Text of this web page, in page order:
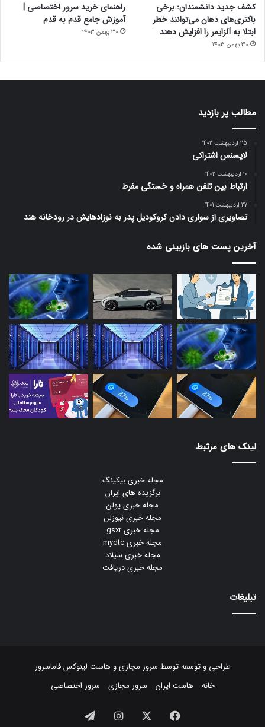
کشف جدید دانشمندان: برخی
باکتری‌های دهان می‌توانند خطر
ابتلا به آلزایمر را افزایش دهند
30 بهمن 1403
راهنمای خرید سرور اختصاصی |
آموزش جامع قدم به قدم
30 بهمن 1403
مطالب پر بازدید
25 اردیبهشت 1402
لایسنس اشتراکی
10 اردیبهشت 1402
ارتباط بین تلفن همراه و خستگی مفرط
27 اردیبهشت 1401
تصاویری از سواری دادن کروکودیل پدر به نوزادهایش در رودخانه هند
آخرین پست های بازبینی شده
لینک های مرتبط
مجله خبری بیکینگ
برگزیده های ایران
مجله خبری یولن
مجله خبری نیوزلن
مجله خبری gsxr
مجله خبری mydtc
مجله خبری سیلاد
مجله خبری دریافت
تبلیغات
طراحی و توسعه توسط سرور مجازیو هاست لینوکسفاماسرور
خانه
هاست ایران سرور مجازی سرور اختصاصی
فیسبوک ایکس اینستاگرام